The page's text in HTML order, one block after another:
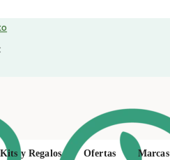
Kits y Regalos Ofertas Marcas